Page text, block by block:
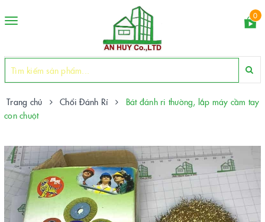
Toggle
0
Trang chủ Chổi Đánh Rỉ
Bát đánh ri thường, lắp máy cầm tay
con chuột